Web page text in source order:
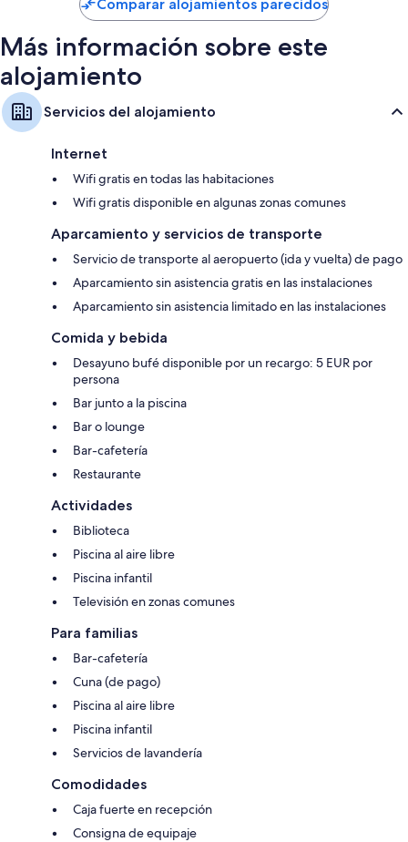
76 €
Comparar alojamientos parecidos
Más información sobre este
alojamiento
Servicios del alojamiento
Internet
Wifi gratis en todas las habitaciones
Wifi gratis disponible en algunas zonas comunes
Aparcamiento y servicios de transporte
Servicio de transporte al aeropuerto (ida y vuelta) de pago
Aparcamiento sin asistencia gratis en las instalaciones
Aparcamiento sin asistencia limitado en las instalaciones
Comida y bebida
Desayuno bufé disponible por un recargo: 5 EUR por
persona
Bar junto a la piscina
Bar o lounge
Bar-cafetería
Restaurante
Actividades
Biblioteca
Piscina al aire libre
Piscina infantil
Televisión en zonas comunes
Para familias
Bar-cafetería
Cuna (de pago)
Piscina al aire libre
Piscina infantil
Servicios de lavandería
Comodidades
Caja fuerte en recepción
Consigna de equipaje